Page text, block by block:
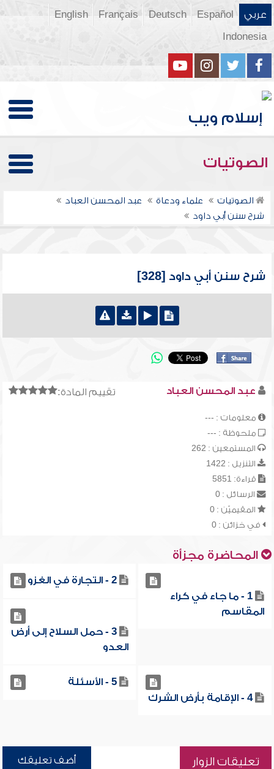
عربي Español
Deutsch
Français
English
Indonesia
الصوتيات
الصوتيات علماء ودعاة
عبد المحسن العباد
شرح سنن أبي داود
شرح سنن أبي داود [328]
تقييم المادة: عبد المحسن العباد
معلومات : ---
ملحوظة : ---
المستمعين : 262
التنزيل : 1422
قراءة: 5851
الرسائل : 0
المقيميّن : 0
في خزائن : 0
المحاضرة مجزأة
1 - ما جاء في كراء
المقاسم
2 - التجارة في الغزو
3 - حمل السلاح إلى أرض
العدو
4 - الإقامة بأرض الشرك
5 - الأسئلة
تعليقات الزوار أضف تعليقك